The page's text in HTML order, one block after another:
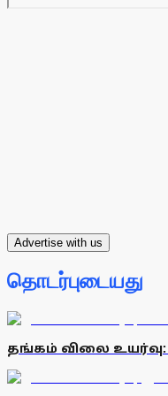
Advertise with us
தொடர்புடையது
தங்கம் விலை